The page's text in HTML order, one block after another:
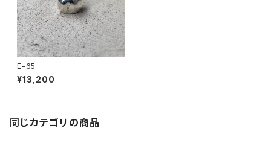
E-65
¥13,200
同じカテゴリの商品